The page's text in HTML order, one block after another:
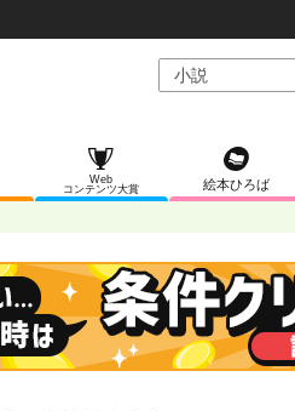
Web
コンテンツ大賞
絵本ひろば